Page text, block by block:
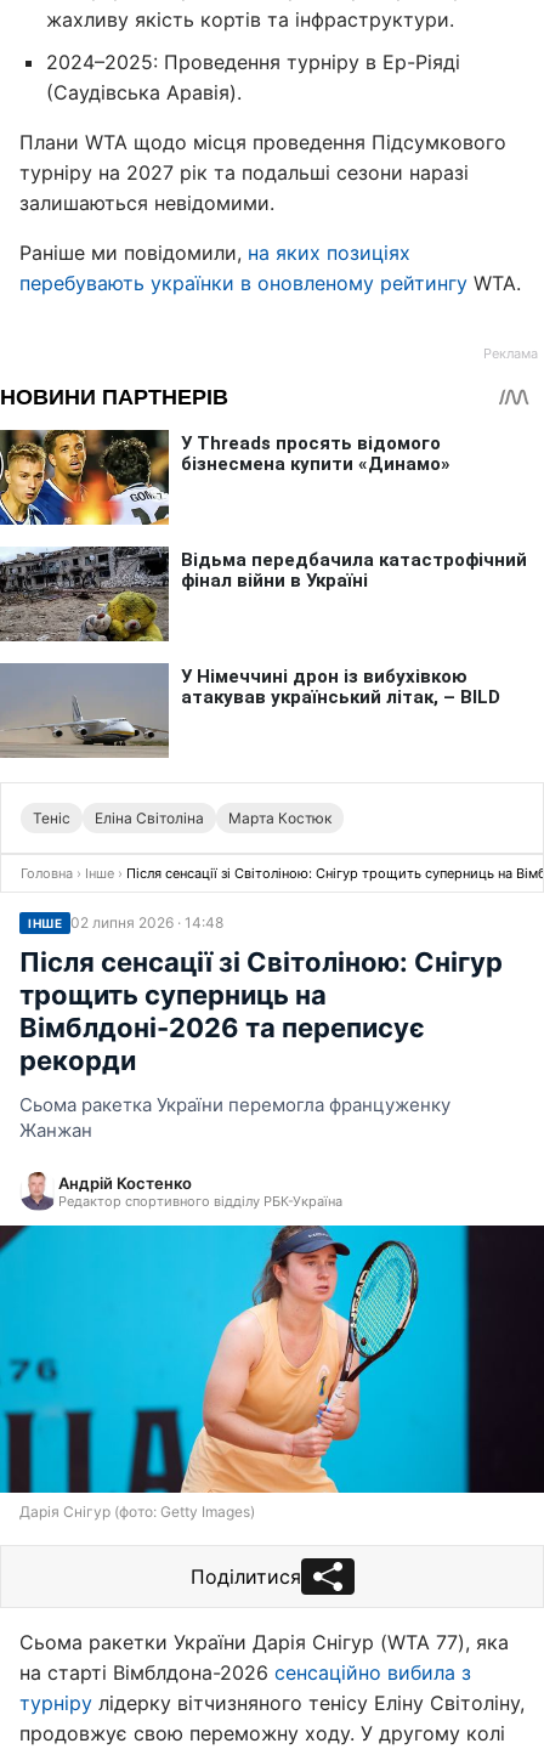
жахливу якість кортів та інфраструктури.
2024–2025: Проведення турніру в Ер-Ріяді
(Саудівська Аравія).
Плани WTA щодо місця проведення Підсумкового
турніру на 2027 рік та подальші сезони наразі
залишаються невідомими.
Раніше ми повідомили, на яких позиціях
перебувають українки в оновленому рейтингу WTA.
Теніс Еліна Світоліна Марта Костюк
Головна › Інше › Після сенсації зі Світоліною: Снігур трощить суперниць на
ІНШЕ 02 липня 2026 · 14:48
Після сенсації зі Світоліною: Снігур
трощить суперниць на
Вімблдоні-2026 та переписує
рекорди
Сьома ракетка України перемогла француженку
Жанжан
Андрій Костенко
Редактор спортивного відділу РБК-Україна
Дарія Снігур (фото: Getty Images)
Поділитися
Сьома ракетки України Дарія Снігур (WTA 77), яка
на старті Вімблдона-2026 сенсаційно вибила з
турніру лідерку вітчизняного тенісу Еліну Світоліну,
продовжує свою переможну ходу. У другому колі